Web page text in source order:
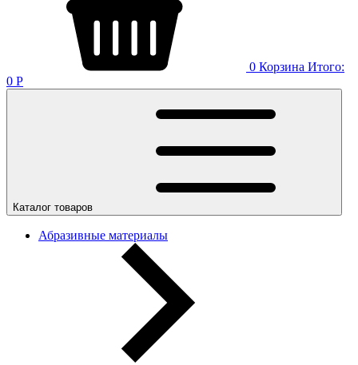
0 Корзина Итого:
0 Р
Каталог товаров
Абразивные материалы